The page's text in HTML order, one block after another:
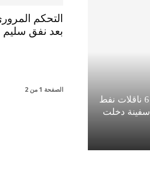
التحكم
بعد نفق سليم
الصفحة 1 من 2
شركة كيبلر لتتبع السفن: 6 ناقلات نفط
غادرت مضيق هرمز و21 سفينة دخلت